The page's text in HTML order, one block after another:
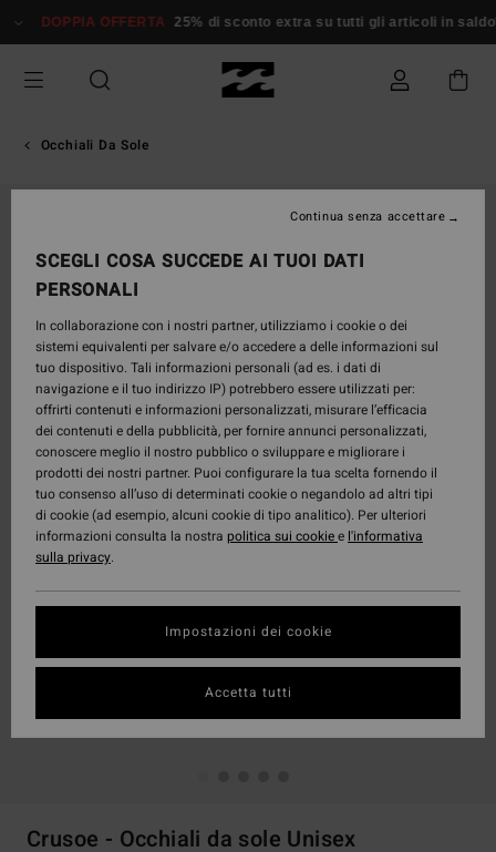
alle
prodotto
DOPPIA OFFERTA 25% di sconto extra su tutti gli articoli in saldo*
Occhiali Da Sole
Crusoe - Occhiali da sole Unisex
SCEGLI COSA SUCCEDE AI TUOI DATI
PERSONALI
In collaborazione con i nostri partner, utilizziamo i cookie o dei
sistemi equivalenti per salvare e/o accedere a delle informazioni sul
tuo dispositivo. Tali informazioni personali (ad es. i dati di
navigazione e il tuo indirizzo IP) potrebbero essere utilizzati per:
offrirti contenuti e informazioni personalizzati, misurare l’efficacia
dei contenuti e della pubblicità, per fornire annunci personalizzati,
conoscere meglio il nostro pubblico o sviluppare e migliorare i
prodotti dei nostri partner. Puoi configurare la tua scelta fornendo il
tuo consenso all’uso di determinati cookie o negandolo ad altri tipi
di cookie (ad esempio, alcuni cookie di tipo analitico). Per ulteriori
informazioni consulta la nostra politica sui cookiee l'informativa
sulla privacy.
Impostazioni dei cookie
Continua senza accettare
Accetta tutti